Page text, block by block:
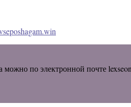
по электронной почте